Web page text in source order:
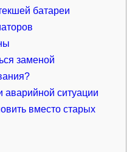
батареи
заменой
аварийной ситуации
вместо старых